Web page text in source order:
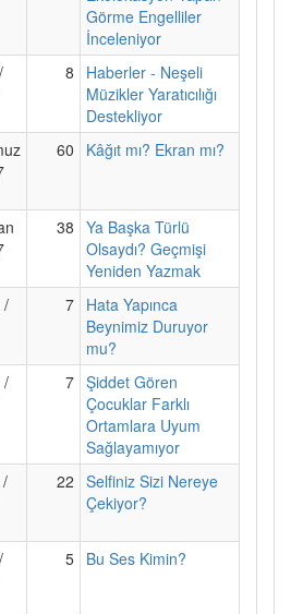
Görme Engelliler
İnceleniyor
8
Haberler - Neşeli
Müzikler Yaratıcılığı
Destekliyor
60 Kâğıt mı? Ekran mı?
38 Ya Başka Türlü
Olsaydı? Geçmişi
Yeniden Yazmak
/
7 Hata Yapınca
Beynimiz Duruyor
mu?
/
7 Şiddet Gören
Çocuklar Farklı
Ortamlara Uyum
Sağlayamıyor
/
22 Selfiniz Sizi Nereye
Çekiyor?
5 Bu Ses Kimin?